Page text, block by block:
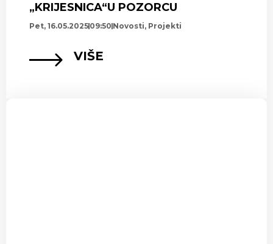
„KRIJESNICA“U POZORCU
Pet, 16.05.2025 09:50 Novosti, Projekti
VIŠE